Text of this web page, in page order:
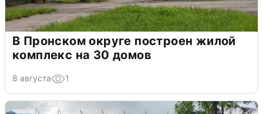
В Пронском округе построен жилой
комплекс на 30 домов
8 августа 1